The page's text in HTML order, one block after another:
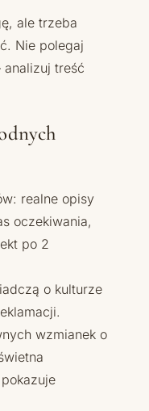
ale trzeba
Nie polegaj
treść
realne opisy
oczekiwania,
po 2
o kulturze
wzmianek o